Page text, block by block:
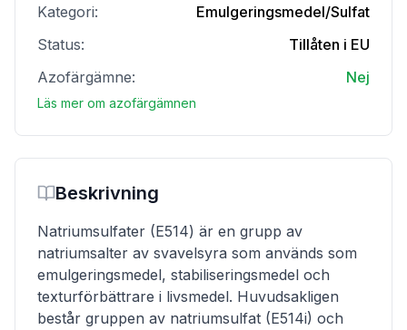
Kategori:
Emulgeringsmedel/Sulfat
Status:
Tillåten i EU
Azofärgämne:
Nej
Läs mer om azofärgämnen
Beskrivning
Natriumsulfater (E514) är en grupp av
natriumsalter av svavelsyra som används som
emulgeringsmedel, stabiliseringsmedel och
texturförbättrare i livsmedel. Huvudsakligen
består gruppen av natriumsulfat (E514i) och